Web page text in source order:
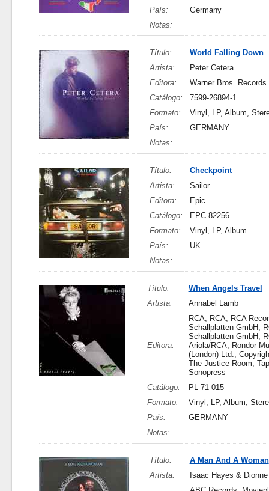
País:
Germany
Notas:
Título:
World Falling Down
Artista:
Peter Cetera
Editora:
Warner Bros. Records
Catálogo:
7599-26894-1
Formato:
Vinyl, LP, Album,
País:
GERMANY
Notas:
Título:
Checkpoint
Artista:
Sailor
Editora:
Epic
Catálogo:
EPC 82256
Formato:
Vinyl, LP, Album
País:
UK
Notas:
Título:
When Angels Travel
Artista:
Annabel Lamb
Editora:
RCA, RCA, RCA
Schallplatten GmbH,
Schallplatten GmbH,
Ariola/RCA, Rondor
(London) Ltd.,
The Justice Room,
Sonopress
Catálogo:
PL 71 015
Formato:
Vinyl, LP, Album,
País:
GERMANY
Notas:
Título:
A Man And A Woman
Artista:
Isaac Hayes &